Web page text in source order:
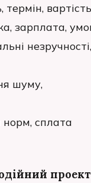
термін,
зарплата,
незручності,
шуму,
сплата
проект